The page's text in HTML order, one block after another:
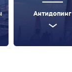
Антидопинг